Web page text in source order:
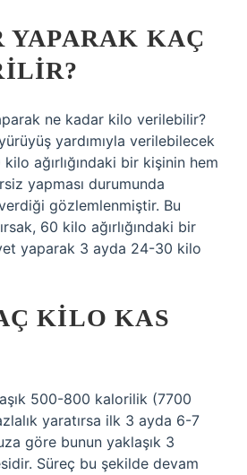
YAPARAK KAÇ
ne kadar kilo verilebilir?
yardımıyla verilebilecek
ağırlığındaki bir kişinin hem
yapması durumunda
gözlemlenmiştir. Bu
60 kilo ağırlığındaki bir
yaparak 3 ayda 24-30 kilo
KILO KAS
500-800 kalorilik (7700
yaratırsa ilk 3 ayda 6-7
göre bunun yaklaşık 3
Süreç bu şekilde devam